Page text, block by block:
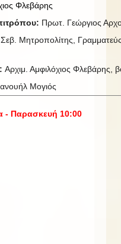
Φλεβάρης
Πρωτ. Γεώργιος
Μητροπολίτης,
Αρχιμ. Αμφιλόχιος Φλεβάρης,
Μογιός
- Παρασκευή 10:00